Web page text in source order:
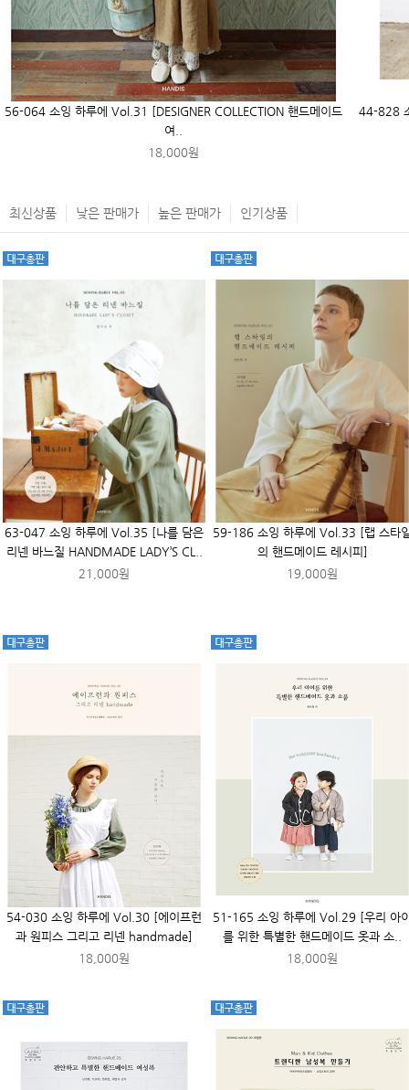
56-064 소잉 하루에 Vol.31 [DESIGNER COLLECTION 핸드메이드
여..
18,000원
44-828
최신상품 낮은 판매가 높은 판매가 인기상품
63-047 소잉 하루에 Vol.35 [나를 담은
리넨 바느질 HANDMADE LADY’S CL..
21,000원
59-186 소잉 하루에 Vol.33 [랩 스타
의 핸드메이드 레시피]
19,000원
54-030 소잉 하루에 Vol.30 [에이프런
과 원피스 그리고 리넨 handmade]
18,000원
51-165 소잉 하루에 Vol.29 [우리 아
를 위한 특별한 핸드메이드 옷과 소..
18,000원